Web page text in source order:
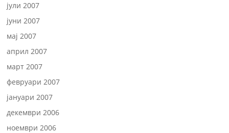
јули 2007
јуни 2007
мај 2007
април 2007
март 2007
февруари 2007
јануари 2007
декември 2006
ноември 2006